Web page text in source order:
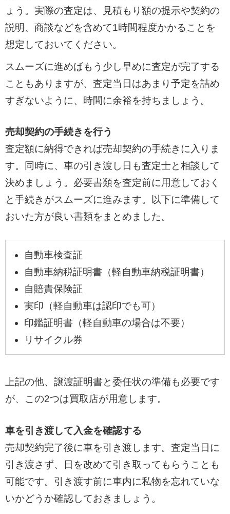
ょう。実際の査定は、見積もり額の提示や契約の
説明、商談などを含めて1時間程度かかることを
想定しておいてください。
スムーズに進めばもう少し早めに査定が完了する
こともありますが、査定当日はあまり予定を詰め
すぎないように、時間に余裕を持ちましょう。
売却契約の手続きを行う
査定額に納得できれば売却契約の手続きに入りま
す。同時に、車の引き渡し日も査定士と相談して
決めましょう。必要書類を査定前に用意しておく
と手続きがスムーズに進みます。以下に準備して
おいた方が良い書類をまとめました。
自動車検査証
自動車納税証明書（軽自動車納税証明書）
自賠責保険証
実印（軽自動車は認印でも可）
印鑑証明書（軽自動車の場合は不要）
リサイクル券
上記の他、譲渡証明書と委任状の準備も必要です
が、この2つは買取店が用意します。
車を引き渡して入金を確認する
売却契約完了後に車を引き渡します。査定当日に
引き渡さず、日を改めて引き取ってもらうことも
可能です。引き渡す前に車内に私物を忘れていな
いかどうか確認しておきましょう。